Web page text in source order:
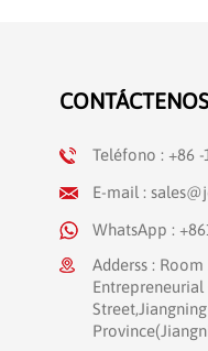
CONTÁCTENOS
Teléfono : +86
E-mail :
WhatsApp :
Adderss :
Entrepreneurial